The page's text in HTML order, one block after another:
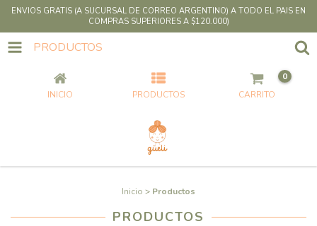
ENVIOS GRATIS (A SUCURSAL DE CORREO ARGENTINO) A TODO EL PAIS EN
COMPRAS SUPERIORES A $120.000)
PRODUCTOS
INICIO PRODUCTOS CARRITO
0
Inicio > Productos
PRODUCTOS